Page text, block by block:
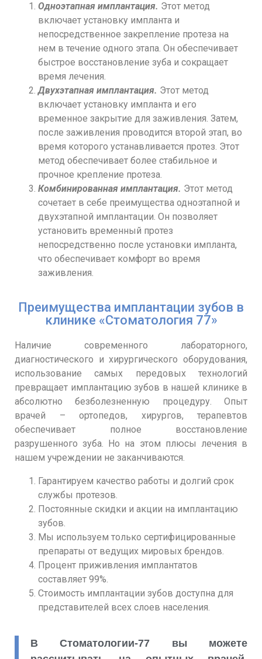
Одноэтапная имплантация. Этот метод
включает установку импланта и
непосредственное закрепление протеза на
нем в течение одного этапа. Он обеспечивает
быстрое восстановление зуба и сокращает
время лечения.
Двухэтапная имплантация. Этот метод
включает установку импланта и его
временное закрытие для заживления. Затем,
после заживления проводится второй этап, во
время которого устанавливается протез. Этот
метод обеспечивает более стабильное и
прочное крепление протеза.
Комбинированная имплантация. Этот метод
сочетает в себе преимущества одноэтапной и
двухэтапной имплантации. Он позволяет
установить временный протез
непосредственно после установки импланта,
что обеспечивает комфорт во время
заживления.
Преимущества имплантации зубов в
клинике «Стоматология 77»
Наличие современного лабораторного,
диагностического и хирургического оборудования,
использование самых передовых технологий
превращает имплантацию зубов в нашей клинике в
абсолютно безболезненную процедуру. Опыт
врачей – ортопедов, хирургов, терапевтов
обеспечивает полное восстановление
разрушенного зуба. Но на этом плюсы лечения в
нашем учреждении не заканчиваются.
Гарантируем качество работы и долгий срок
службы протезов.
Постоянные скидки и акции на имплантацию
зубов.
Мы используем только сертифицированные
препараты от ведущих мировых брендов.
Процент приживления имплантатов
составляет 99%.
Стоимость имплантации зубов доступна для
представителей всех слоев населения.
В Стоматологии-77 вы можете